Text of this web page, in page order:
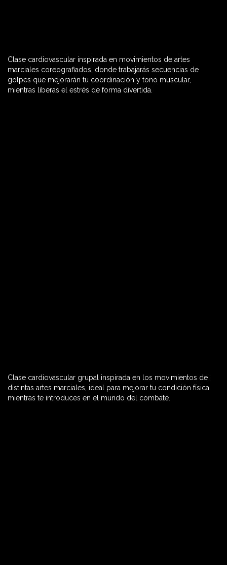
 60 MIN
Clase cardiovascular inspirada en movimientos de artes
marciales coreografiados, donde trabajarás secuencias de
golpes que mejorarán tu coordinación y tono muscular,
mientras liberas el estrés de forma divertida.
 60 MIN
Clase cardiovascular grupal inspirada en los movimientos de
distintas artes marciales, ideal para mejorar tu condición física
mientras te introduces en el mundo del combate.